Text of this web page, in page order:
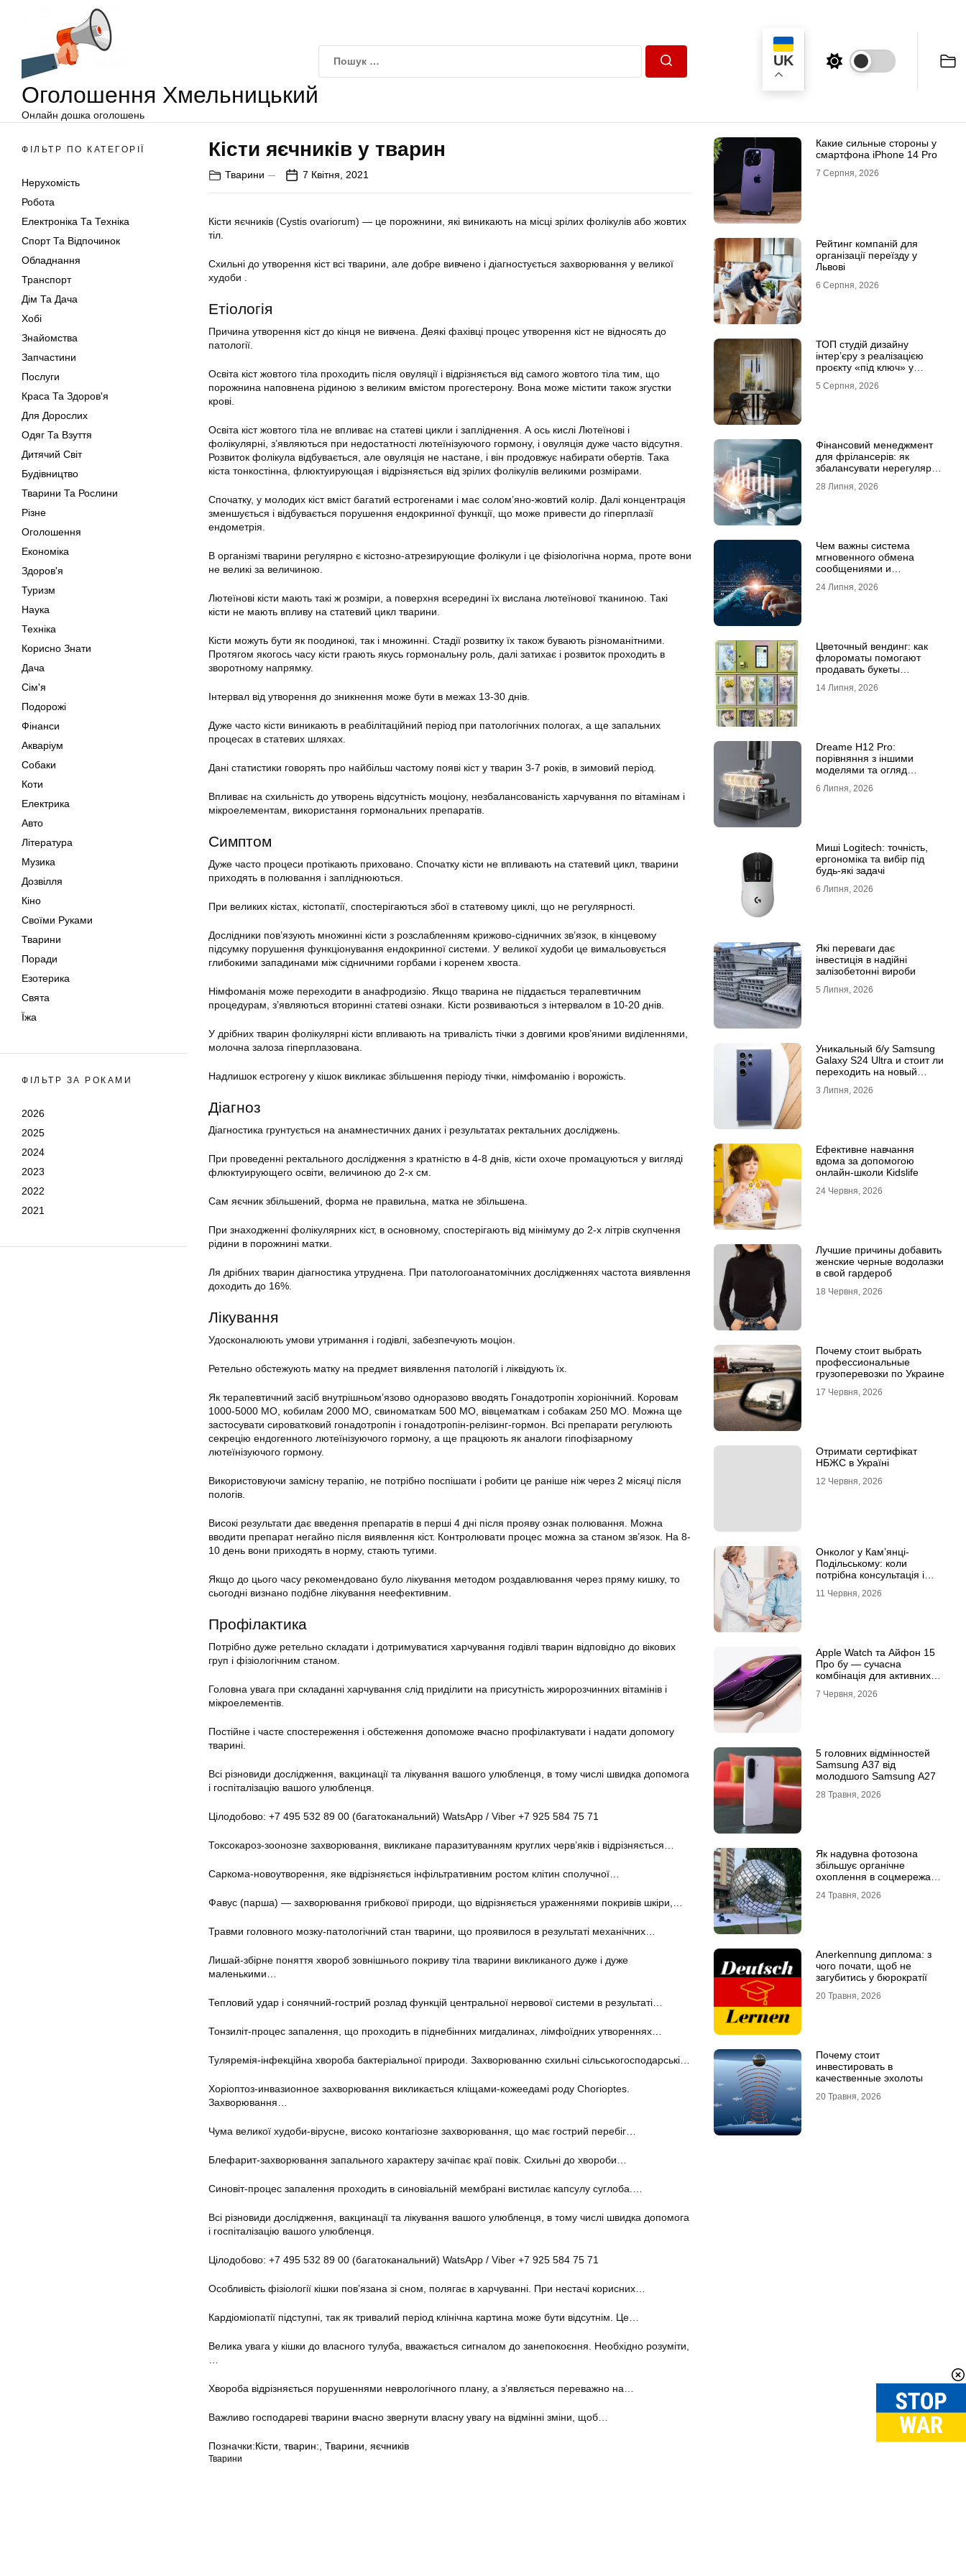
Оголошення Хмельницький
Онлайн дошка оголошень
UK
ФІЛЬТР ПО КАТЕГОРІЇ
Нерухомість
Робота
Електроніка Та Техніка
Спорт Та Відпочинок
Обладнання
Транспорт
Дім Та Дача
Хобі
Знайомства
Запчастини
Послуги
Краса Та Здоров'я
Для Дорослих
Одяг Та Взуття
Дитячий Світ
Будівництво
Тварини Та Рослини
Різне
Оголошення
Економіка
Здоров'я
Туризм
Наука
Техніка
Корисно Знати
Дача
Сім'я
Подорожі
Фінанси
Акваріум
Собаки
Коти
Електрика
Авто
Література
Музика
Дозвілля
Кіно
Своїми Руками
Тварини
Поради
Езотерика
Свята
Їжа
ФІЛЬТР ЗА РОКАМИ
2026
2025
2024
2023
2022
2021
Кісти яєчників у тварин
Тварини 7 Квітня, 2021
Кісти яєчників (Cystis ovariorum) — це порожнини, які виникають на місці зрілих фолікулів або жовтих
тіл.
Схильні до утворення кіст всі тварини, але добре вивчено і діагностується захворювання у великої
худоби .
Етіологія
Причина утворення кіст до кінця не вивчена. Деякі фахівці процес утворення кіст не відносять до
патології.
Освіта кіст жовтого тіла проходить після овуляції і відрізняється від самого жовтого тіла тим, що
порожнина наповнена рідиною з великим вмістом прогестерону. Вона може містити також згустки
крові.
Освіта кіст жовтого тіла не впливає на статеві цикли і запліднення. А ось кислі Лютеїнові і
фолікулярні, з’являються при недостатності лютеїнізуючого гормону, і овуляція дуже часто відсутня.
Розвиток фолікула відбувається, але овуляція не настане, і він продовжує набирати обертів. Така
кіста тонкостінна, флюктуирующая і відрізняється від зрілих фолікулів великими розмірами.
Спочатку, у молодих кіст вміст багатий естрогенами і має солом’яно-жовтий колір. Далі концентрація
зменшується і відбувається порушення ендокринної функції, що може привести до гіперплазії
ендометрія.
В організмі тварини регулярно є кістозно-атрезирующие фолікули і це фізіологічна норма, проте вони
не великі за величиною.
Лютеїнові кісти мають такі ж розміри, а поверхня всередині їх вислана лютеїнової тканиною. Такі
кісти не мають впливу на статевий цикл тварини.
Кісти можуть бути як поодинокі, так і множинні. Стадії розвитку їх також бувають різноманітними.
Протягом якогось часу кісти грають якусь гормональну роль, далі затихає і розвиток проходить в
зворотному напрямку.
Інтервал від утворення до зникнення може бути в межах 13-30 днів.
Дуже часто кісти виникають в реабілітаційний період при патологічних пологах, а ще запальних
процесах в статевих шляхах.
Дані статистики говорять про найбільш частому появі кіст у тварин 3-7 років, в зимовий період.
Впливає на схильність до утворень відсутність моціону, незбалансованість харчування по вітамінам і
мікроелементам, використання гормональних препаратів.
Симптом
Дуже часто процеси протікають приховано. Спочатку кісти не впливають на статевий цикл, тварини
приходять в полювання і запліднюються.
При великих кістах, кістопатії, спостерігаються збої в статевому циклі, що не регулярності.
Дослідники пов’язують множинні кісти з розслабленням крижово-сідничних зв’язок, в кінцевому
підсумку порушення функціонування ендокринної системи. У великої худоби це вимальовується
глибокими западинами між сідничними горбами і коренем хвоста.
Німфоманія може переходити в анафродизію. Якщо тварина не піддається терапевтичним
процедурам, з’являються вторинні статеві ознаки. Кісти розвиваються з інтервалом в 10-20 днів.
У дрібних тварин фолікулярні кісти впливають на тривалість тічки з довгими кров’яними виділеннями,
молочна залоза гіперплазована.
Надлишок естрогену у кішок викликає збільшення періоду тічки, німфоманію і ворожість.
Діагноз
Діагностика грунтується на анамнестичних даних і результатах ректальних досліджень.
При проведенні ректального дослідження з кратністю в 4-8 днів, кісти охоче промацуються у вигляді
флюктуирующего освіти, величиною до 2-х см.
Сам яєчник збільшений, форма не правильна, матка не збільшена.
При знаходженні фолікулярних кіст, в основному, спостерігають від мінімуму до 2-х літрів скупчення
рідини в порожнині матки.
Ля дрібних тварин діагностика утруднена. При патологоанатомічних дослідженнях частота виявлення
доходить до 16%.
Лікування
Удосконалюють умови утримання і годівлі, забезпечують моціон.
Ретельно обстежують матку на предмет виявлення патологій і ліквідують їх.
Як терапевтичний засіб внутрішньом’язово одноразово вводять Гонадотропін хоріонічний. Коровам
1000-5000 МО, кобилам 2000 МО, свиноматкам 500 МО, вівцематкам і собакам 250 МО. Можна ще
застосувати сироватковий гонадотропін і гонадотропін-релізинг-гормон. Всі препарати регулюють
секрецію ендогенного лютеїнізуючого гормону, а ще працюють як аналоги гіпофізарному
лютеїнізуючого гормону.
Використовуючи замісну терапію, не потрібно поспішати і робити це раніше ніж через 2 місяці після
пологів.
Високі результати дає введення препаратів в перші 4 дні після прояву ознак полювання. Можна
вводити препарат негайно після виявлення кіст. Контролювати процес можна за станом зв’язок. На 8-
10 день вони приходять в норму, стають тугими.
Якщо до цього часу рекомендовано було лікування методом роздавлювання через пряму кишку, то
сьогодні визнано подібне лікування неефективним.
Профілактика
Потрібно дуже ретельно складати і дотримуватися харчування годівлі тварин відповідно до вікових
груп і фізіологічним станом.
Головна увага при складанні харчування слід приділити на присутність жиророзчинних вітамінів і
мікроелементів.
Постійне і часте спостереження і обстеження допоможе вчасно профілактувати і надати допомогу
тварині.
Всі різновиди дослідження, вакцинації та лікування вашого улюбленця, в тому числі швидка допомога
і госпіталізацію вашого улюбленця.
Цілодобово: +7 495 532 89 00 (багатоканальний) WatsApp / Viber +7 925 584 75 71
Токсокароз-зоонозне захворювання, викликане паразитуванням круглих черв’яків і відрізняється…
Саркома-новоутворення, яке відрізняється інфільтративним ростом клітин сполучної…
Фавус (парша) — захворювання грибкової природи, що відрізняється ураженнями покривів шкіри,…
Травми головного мозку-патологічний стан тварини, що проявилося в результаті механічних…
Лишай-збірне поняття хвороб зовнішнього покриву тіла тварини викликаного дуже і дуже
маленькими…
Тепловий удар і сонячний-гострий розлад функцій центральної нервової системи в результаті…
Тонзиліт-процес запалення, що проходить в піднебінних мигдалинах, лімфоїдних утвореннях…
Туляремія-інфекційна хвороба бактеріальної природи. Захворюванню схильні сільськогосподарські…
Хоріоптоз-инвазионное захворювання викликається кліщами-кожеедамі роду Chorioptes.
Захворювання…
Чума великої худоби-вірусне, високо контагіозне захворювання, що має гострий перебіг…
Блефарит-захворювання запального характеру зачіпає краї повік. Схильні до хвороби…
Синовіт-процес запалення проходить в синовіальній мембрані вистилає капсулу суглоба.…
Всі різновиди дослідження, вакцинації та лікування вашого улюбленця, в тому числі швидка допомога
і госпіталізацію вашого улюбленця.
Цілодобово: +7 495 532 89 00 (багатоканальний) WatsApp / Viber +7 925 584 75 71
Особливість фізіології кішки пов’язана зі сном, полягає в харчуванні. При нестачі корисних…
Кардіоміопатії підступні, так як тривалий період клінічна картина може бути відсутнім. Це…
Велика увага у кішки до власного тулуба, вважається сигналом до занепокоєння. Необхідно розуміти,
Хвороба відрізняється порушеннями неврологічного плану, а з’являється переважно на…
Важливо господареві тварини вчасно звернути власну увагу на відмінні зміни, щоб…
Позначки:Кісти тварин: Тварини яєчників
Тварини
Какие сильные стороны у
смартфона iPhone 14 Pro
7 Серпня, 2026
Рейтинг компаній для
організації переїзду у
Львові
6 Серпня, 2026
ТОП студій дизайну
інтер’єру з реалізацією
проєкту «під ключ» у
5 Серпня, 2026
Фінансовий менеджмент
для фрілансерів: як
збалансувати нерегулярні
28 Липня, 2026
Чем важны система
мгновенного обмена
сообщениями и
информации для бизнеса
24 Липня, 2026
Цветочный вендинг: как
флороматы помогают
продавать букеты
14 Липня, 2026
Dreame H12 Pro:
порівняння з іншими
моделями та огляд
6 Липня, 2026
Миші Logitech: точність,
ергономіка та вибір під
будь-які задачі
6 Липня, 2026
Які переваги дає
інвестиція в надійні
залізобетонні вироби
5 Липня, 2026
Уникальный б/у Samsung
Galaxy S24 Ultra и стоит ли
переходить на новый
3 Липня, 2026
Ефективне навчання
вдома за допомогою
онлайн-школи Kidslife
24 Червня, 2026
Лучшие причины добавить
женские черные водолазки
в свой гардероб
18 Червня, 2026
Почему стоит выбрать
профессиональные
грузоперевозки по Украине
17 Червня, 2026
Отримати сертифікат
НБЖС в Україні
12 Червня, 2026
Онколог у Кам’янці-
Подільському: коли
потрібна консультація і
обстеження?
11 Червня, 2026
Apple Watch та Айфон 15
Про бу — сучасна
комбінація для активних
7 Червня, 2026
5 головних відмінностей
Samsung A37 від
молодшого Samsung A27
28 Травня, 2026
Як надувна фотозона
збільшує органічне
охоплення в соцмережах:
контенту
24 Травня, 2026
Anerkennung диплома: з
чого почати, щоб не
загубитись у бюрократії
20 Травня, 2026
Почему стоит
инвестировать в
качественные эхолоты
20 Травня, 2026